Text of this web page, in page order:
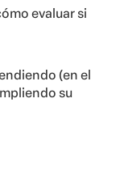
evaluar si
(en el
su